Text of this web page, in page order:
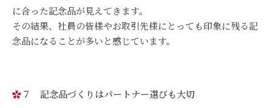
に合った記念品が見えてきます。
その結果、社員の皆様やお取引先様にとっても印象に残る記
念品になることが多いと感じています。
７ 記念品づくりはパートナー選びも大切